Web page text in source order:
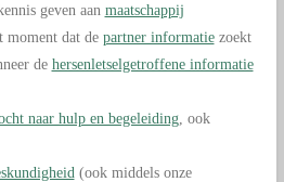
geven aan maatschappij
moment dat de partner informatiezoekt
de hersenletselgetroffene informatie
naar hulp en begeleiding, ook
(ook middels onze